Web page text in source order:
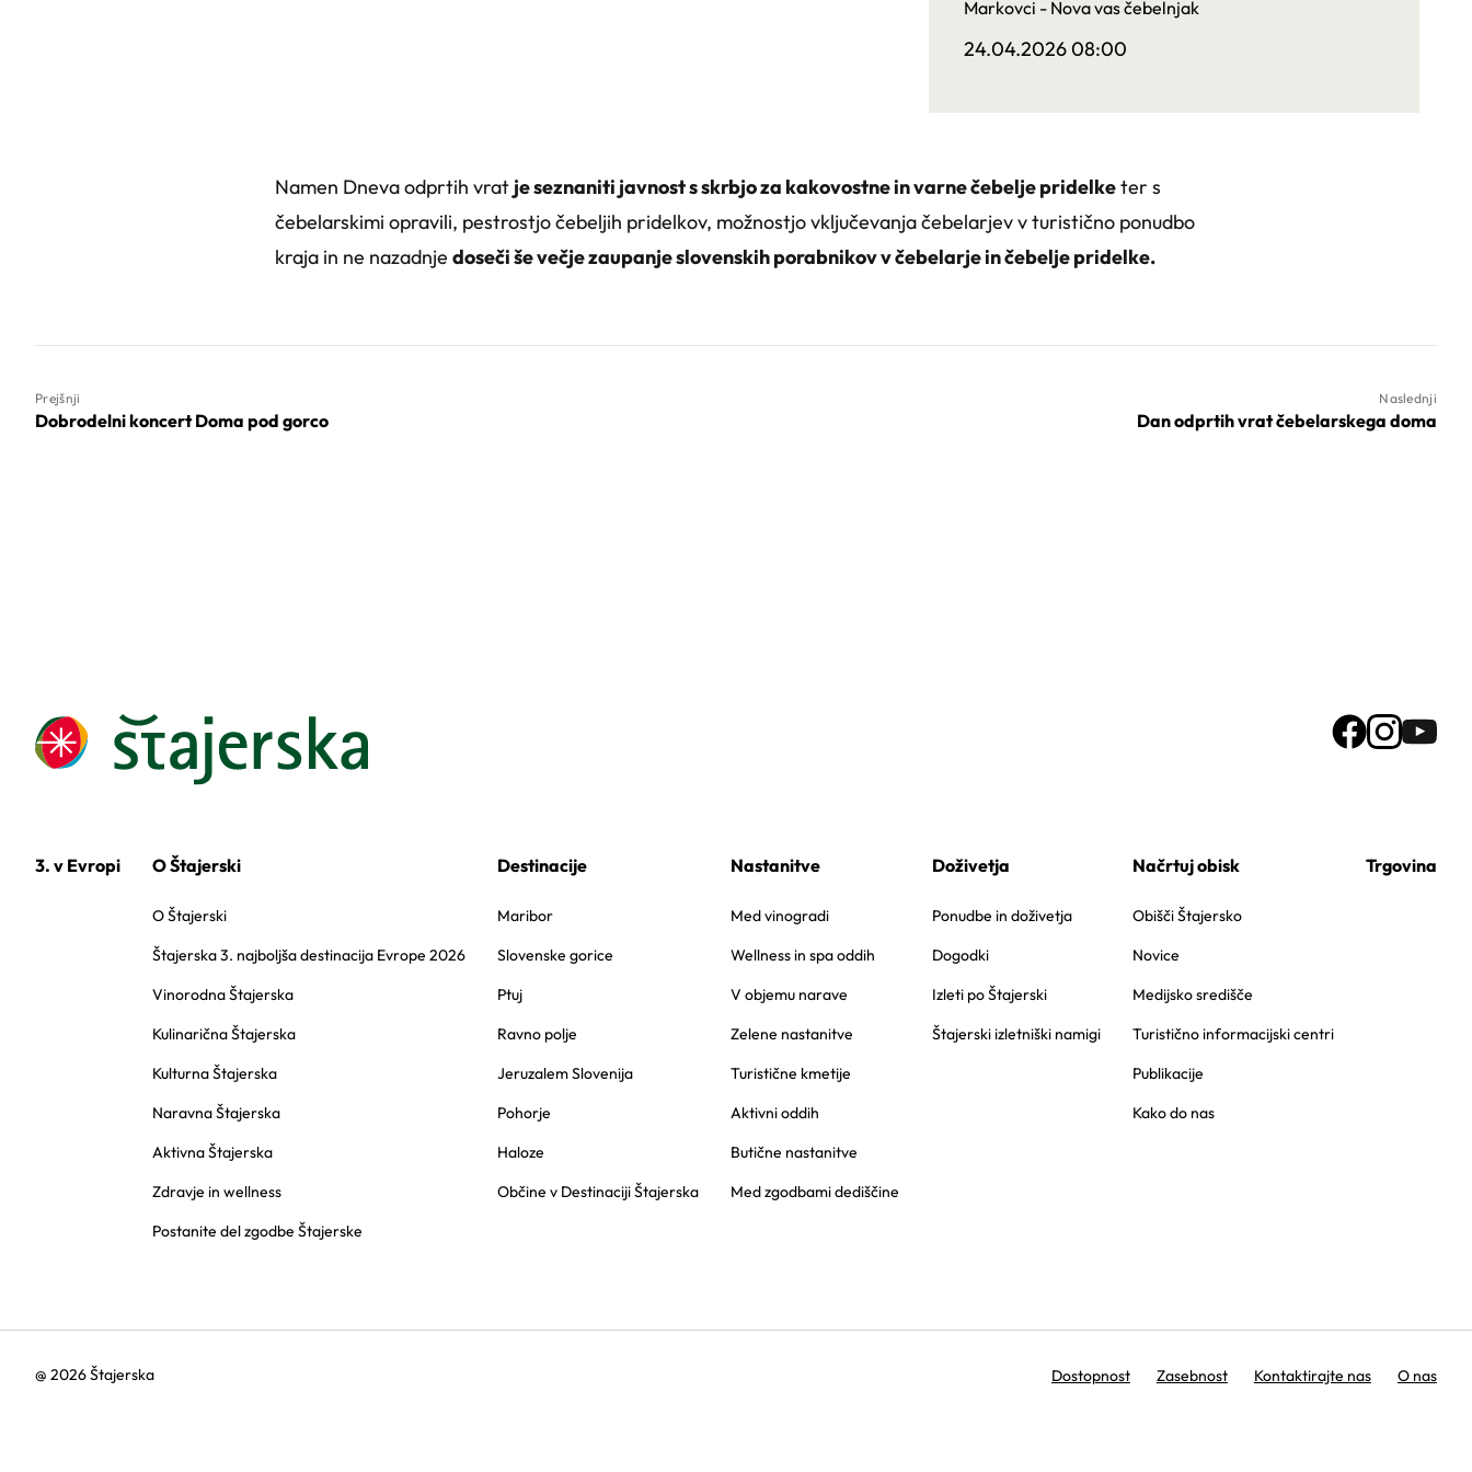
Markovci - Nova vas čebelnjak
24.04.2026 08:00
Namen Dneva odprtih vrat je seznaniti javnost s skrbjo za kakovostne in varne čebelje pridelketer s
čebelarskimi opravili, pestrostjo čebeljih pridelkov, možnostjo vključevanja čebelarjev v turistično ponudbo
kraja in ne nazadnje doseči še večje zaupanje slovenskih porabnikov v čebelarje in čebelje pridelke.
Prejšnji
Dobrodelni koncert Doma pod gorco
Naslednji
Dan odprtih vrat čebelarskega doma
3. v Evropi O Štajerski
O Štajerski
Štajerska 3. najboljša destinacija Evrope 2026
Vinorodna Štajerska
Kulinarična Štajerska
Kulturna Štajerska
Naravna Štajerska
Aktivna Štajerska
Zdravje in wellness
Postanite del zgodbe Štajerske
Destinacije
Maribor
Slovenske gorice
Ptuj
Ravno polje
Jeruzalem Slovenija
Pohorje
Haloze
Občine v Destinaciji Štajerska
Nastanitve
Med vinogradi
Wellness in spa oddih
V objemu narave
Zelene nastanitve
Turistične kmetije
Aktivni oddih
Butične nastanitve
Med zgodbami dediščine
Doživetja
Ponudbe in doživetja
Dogodki
Izleti po Štajerski
Štajerski izletniški namigi
Načrtuj obisk
Obišči Štajersko
Novice
Medijsko središče
Turistično informacijski centri
Publikacije
Kako do nas
Trgovina
@ 2026 Štajerska Dostopnost Zasebnost Kontaktirajte nas O nas